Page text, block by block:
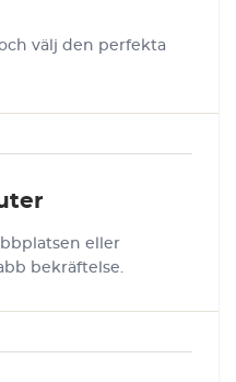
välj den perfekta
eller
bekräftelse.